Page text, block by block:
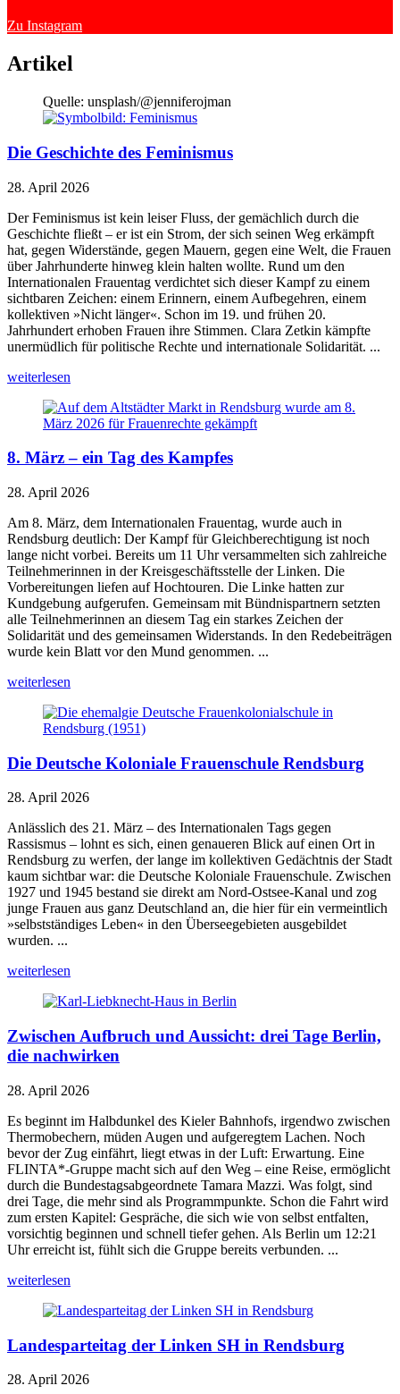
Zu Instagram
Artikel
Quelle: unsplash/@jenniferojman
Die Geschichte des Feminismus
28. April 2026
Der Feminismus ist kein leiser Fluss, der gemächlich durch die
Geschichte fließt – er ist ein Strom, der sich seinen Weg erkämpft
hat, gegen Widerstände, gegen Mauern, gegen eine Welt, die Frauen
über Jahrhunderte hinweg klein halten wollte. Rund um den
Internationalen Frauentag verdichtet sich dieser Kampf zu einem
sichtbaren Zeichen: einem Erinnern, einem Aufbegehren, einem
kollektiven »Nicht länger«. Schon im 19. und frühen 20.
Jahrhundert erhoben Frauen ihre Stimmen. Clara Zetkin kämpfte
unermüdlich für politische Rechte und internationale Solidarität. ...
weiterlesen
8. März – ein Tag des Kampfes
28. April 2026
Am 8. März, dem Internationalen Frauentag, wurde auch in
Rendsburg deutlich: Der Kampf für Gleichberechtigung ist noch
lange nicht vorbei. Bereits um 11 Uhr versammelten sich zahlreiche
Teilnehmerinnen in der Kreisgeschäftsstelle der Linken. Die
Vorbereitungen liefen auf Hochtouren. Die Linke hatten zur
Kundgebung aufgerufen. Gemeinsam mit Bündnispartnern setzten
alle Teilnehmerinnen an diesem Tag ein starkes Zeichen der
Solidarität und des gemeinsamen Widerstands. In den Redebeiträgen
wurde kein Blatt vor den Mund genommen. ...
weiterlesen
Die Deutsche Koloniale Frauenschule Rendsburg
28. April 2026
Anlässlich des 21. März – des Internationalen Tags gegen
Rassismus – lohnt es sich, einen genaueren Blick auf einen Ort in
Rendsburg zu werfen, der lange im kollektiven Gedächtnis der Stadt
kaum sichtbar war: die Deutsche Koloniale Frauenschule. Zwischen
1927 und 1945 bestand sie direkt am Nord-Ostsee-Kanal und zog
junge Frauen aus ganz Deutschland an, die hier für ein vermeintlich
»selbstständiges Leben« in den Überseegebieten ausgebildet
wurden. ...
weiterlesen
Zwischen Aufbruch und Aussicht: drei Tage Berlin,
die nachwirken
28. April 2026
Es beginnt im Halbdunkel des Kieler Bahnhofs, irgendwo zwischen
Thermobechern, müden Augen und aufgeregtem Lachen. Noch
bevor der Zug einfährt, liegt etwas in der Luft: Erwartung. Eine
FLINTA*-Gruppe macht sich auf den Weg – eine Reise, ermöglicht
durch die Bundestagsabgeordnete Tamara Mazzi. Was folgt, sind
drei Tage, die mehr sind als Programmpunkte. Schon die Fahrt wird
zum ersten Kapitel: Gespräche, die sich wie von selbst entfalten,
vorsichtig beginnen und schnell tiefer gehen. Als Berlin um 12:21
Uhr erreicht ist, fühlt sich die Gruppe bereits verbunden. ...
weiterlesen
Landesparteitag der Linken SH in Rendsburg
28. April 2026